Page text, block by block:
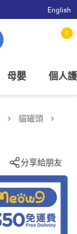
English
0
母嬰 個人
貓罐頭
分享給朋友